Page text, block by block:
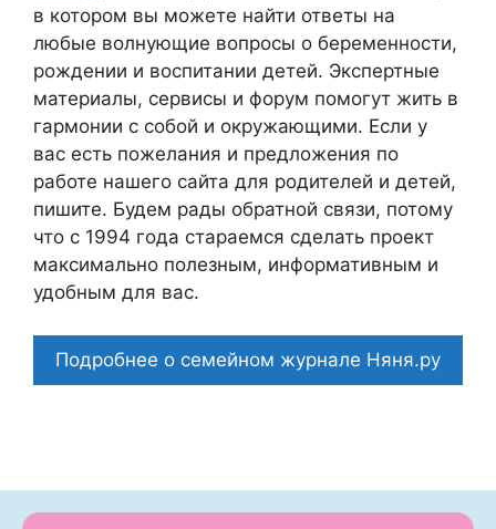
в котором вы можете найти ответы на
любые волнующие вопросы о беременности,
рождении и воспитании детей. Экспертные
материалы, сервисы и форум помогут жить в
гармонии с собой и окружающими. Если у
вас есть пожелания и предложения по
работе нашего сайта для родителей и детей,
пишите. Будем рады обратной связи, потому
что c 1994 года стараемся сделать проект
максимально полезным, информативным и
удобным для вас.
Подробнее о семейном журнале Няня.ру